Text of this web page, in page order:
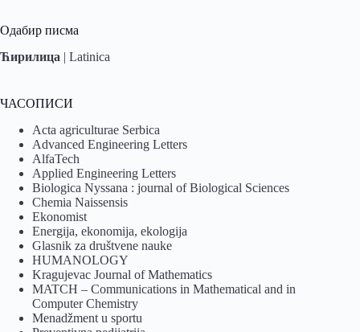
Одабир писма
Ћирилица | Latinica
ЧАСОПИСИ
Acta agriculturae Serbica
Advanced Engineering Letters
AlfaTech
Applied Engineering Letters
Biologica Nyssana : journal of Biological Sciences
Chemia Naissensis
Ekonomist
Energija, ekonomija, ekologija
Glasnik za društvene nauke
HUMANOLOGY
Kragujevac Journal of Mathematics
MATCH – Communications in Mathematical and in
Computer Chemistry
Menadžment u sportu